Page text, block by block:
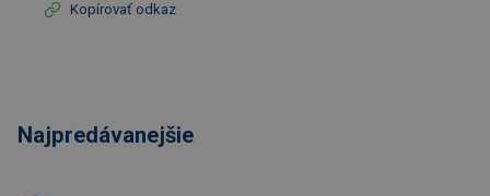
Kopírovať odkaz
Najpredávanejšie